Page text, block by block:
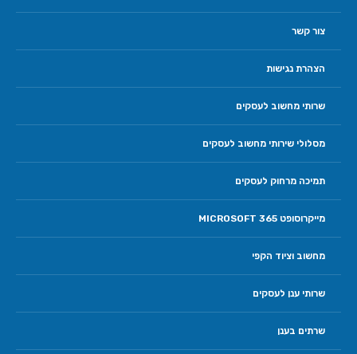
צור קשר
הצהרת נגישות
שרותי מחשוב לעסקים
מסלולי שירותי מחשוב לעסקים
תמיכה מרחוק לעסקים
מייקרוסופט 365 MICROSOFT
מחשוב וציוד הקפי
שרותי ענן לעסקים
שרתים בענן